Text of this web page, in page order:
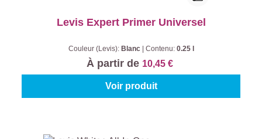
Levis Expert Primer Universel
Couleur (Levis): Blanc Contenu: 0.25 l
À partir de 10,45 €
Voir produit